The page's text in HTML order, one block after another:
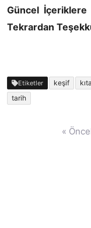
Güncel İçeriklere
Tekrardan
Etiketler keşif kıta
tarih
«